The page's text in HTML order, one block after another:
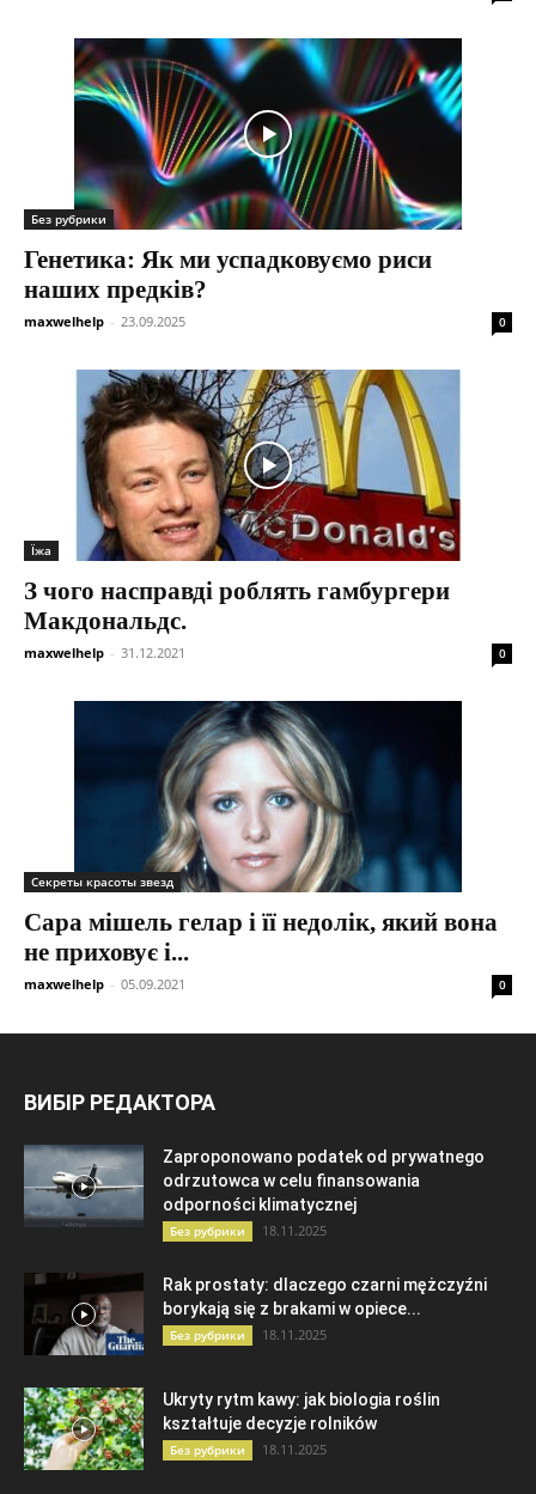
Без рубрики
Генетика: Як ми успадковуємо риси
наших предків?
maxwelhelp - 23.09.2025 0
Їжа
З чого насправді роблять гамбургери
Макдональдс.
maxwelhelp - 31.12.2021 0
Секреты красоты звезд
Сара мішель гелар і її недолік, який вона
не приховує і...
maxwelhelp - 05.09.2021 0
ВИБІР РЕДАКТОРА
Zaproponowano podatek od prywatnego
odrzutowca w celu finansowania
odporności klimatycznej
Без рубрики 18.11.2025
Rak prostaty: dlaczego czarni mężczyźni
borykają się z brakami w opiece...
Без рубрики 18.11.2025
Ukryty rytm kawy: jak biologia roślin
kształtuje decyzje rolników
Без рубрики 18.11.2025